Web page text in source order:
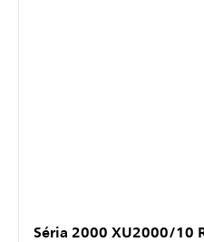
Séria 2000 XU2000/10